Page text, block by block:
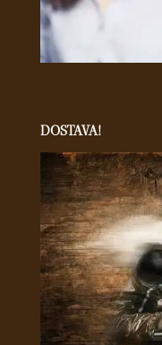
DOSTAVA!